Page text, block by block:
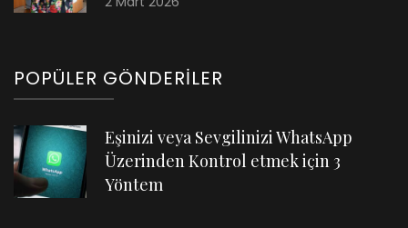
POPÜLER GÖNDERILER
Eşinizi veya Sevgilinizi WhatsApp
Üzerinden Kontrol etmek için 3
Yöntem